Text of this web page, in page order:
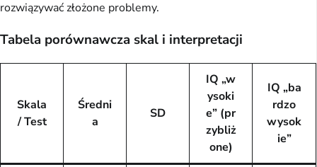
rozwiązywać złożone problemy.
Tabela porównawcza skal i interpretacji
Skala
/ Test
Średni
a
SD
IQ „w
ysoki
e” (pr
zybliż
one)
IQ „ba
rdzo
wysok
ie”